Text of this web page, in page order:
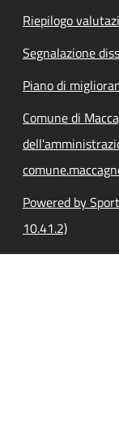
Riepilogo
Segnalazione
Piano di
Comune di
Powered by
10.41.2)